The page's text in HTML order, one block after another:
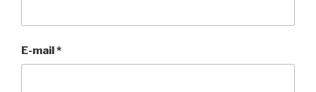
E-mail*